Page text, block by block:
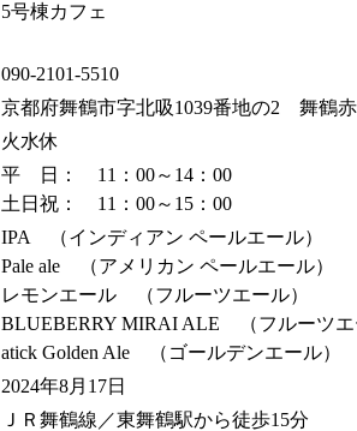
5号棟カフェ
090-2101-5510
京都府舞鶴市字北吸1039番地の2 舞鶴
火水休
平 日： 11：00～14：00
土日祝： 11：00～15：00
IPA （インディアン ペールエール）
Pale ale （アメリカン ペールエール）
レモンエール （フルーツエール）
BLUEBERRY MIRAI ALE （フルーツエ
atick Golden Ale （ゴールデンエール）
2024年8月17日
ＪＲ舞鶴線／東舞鶴駅から徒歩15分